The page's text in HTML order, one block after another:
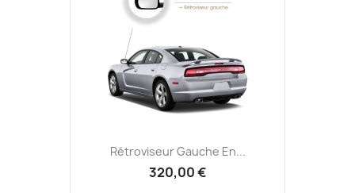
Rétroviseur Gauche En...
320,00 €